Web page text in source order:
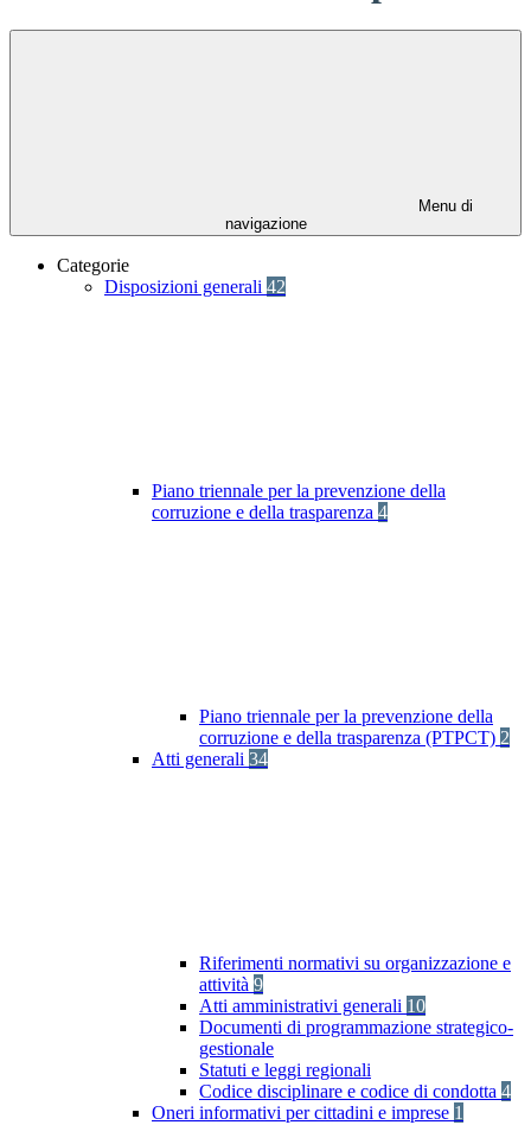
Menu di
navigazione
Categorie
Disposizioni generali 42
Piano triennale per la prevenzione della
corruzione e della trasparenza 4
Piano triennale per la prevenzione della
corruzione e della trasparenza (PTPCT) 2
Atti generali 34
Riferimenti normativi su organizzazione e
attività 9
Atti amministrativi generali 10
Documenti di programmazione strategico-
gestionale
Statuti e leggi regionali
Codice disciplinare e codice di condotta 4
Oneri informativi per cittadini e imprese 1